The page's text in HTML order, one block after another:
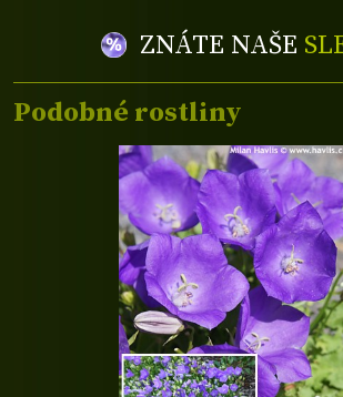
ZNÁTE NAŠE
Podobné rostliny